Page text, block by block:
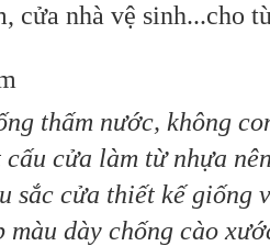
cửa nhà vệ sinh...cho
thấm nước, không
cửa làm từ nhựa
cửa thiết kế giống
dày chống cào